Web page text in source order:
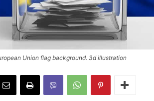
Union flag background. 3d illustration